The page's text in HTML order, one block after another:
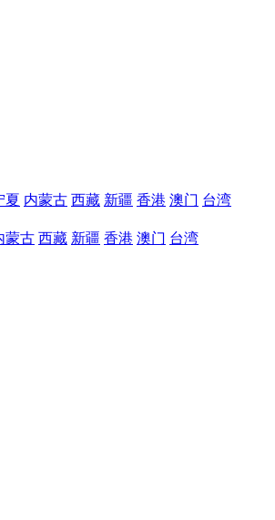
夏 内蒙古 西藏 新疆 香港 澳门 台湾
蒙古 西藏 新疆 香港 澳门 台湾